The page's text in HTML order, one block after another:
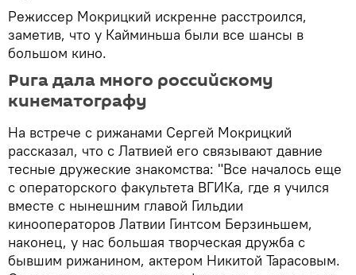
Режиссер Мокрицкий искренне расстроился,
заметив, что у Кайминьша были все шансы в
большом кино.
Рига дала много российскому
кинематографу
На встрече с рижанами Сергей Мокрицкий
рассказал, что с Латвией его связывают давние
тесные дружеские знакомства: "Все началось еще
с операторского факультета ВГИКа, где я учился
вместе с нынешним главой Гильдии
кинооператоров Латвии Гинтсом Берзиньшем,
наконец, у нас большая творческая дружба с
бывшим рижанином, актером Никитой Тарасовым.